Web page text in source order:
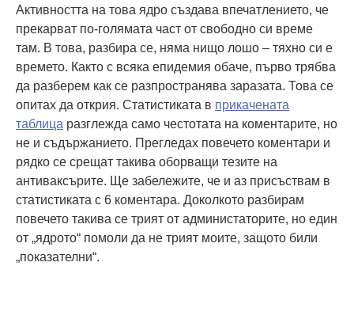
Активността на това ядро създава впечатлението, че
прекарват по-голямата част от свободно си време
там. В това, разбира се, няма нищо лошо – тяхно си е
времето. Както с всяка епидемия обаче, първо трябва
да разберем как се разпространява заразата. Това се
опитах да открия. Статистиката в прикачената
таблица разглежда само честотата на коментарите, но
не и съдържанието. Прегледах повечето коментари и
рядко се срещат такива оборващи тезите на
антиваксърите. Ще забележите, че и аз присъствам в
статистиката с 6 коментара. Доколкото разбирам
повечето такива се трият от администаторите, но един
от „ядрото“ помоли да не трият моите, защото били
„показателни“.